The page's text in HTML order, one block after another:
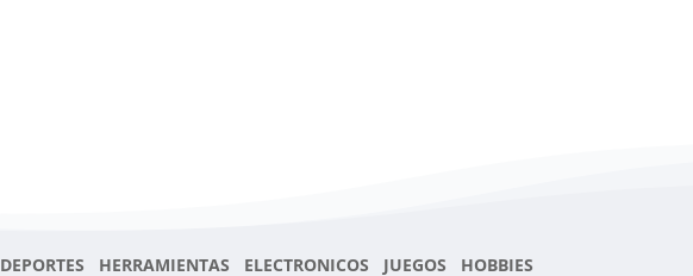
DEPORTES HERRAMIENTAS ELECTRONICOS JUEGOS HOBBIES